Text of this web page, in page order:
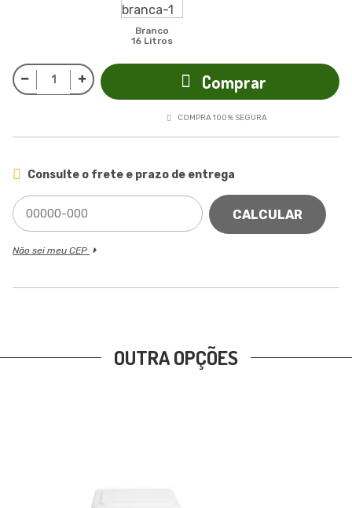
Branco
16 Litros
Comprar
COMPRA 100% SEGURA
Consulte o frete e prazo de entrega
CALCULAR
Não sei meu CEP
OUTRA OPÇÕES